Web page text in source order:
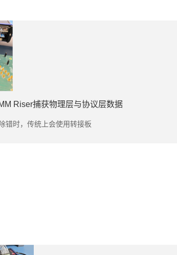
Riser捕获物理层与协议层数据
错时，传统上会使用转接板